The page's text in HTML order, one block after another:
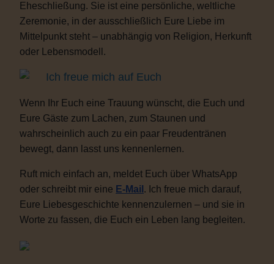
Eheschließung. Sie ist eine persönliche, weltliche
Zeremonie, in der ausschließlich Eure Liebe im
Mittelpunkt steht – unabhängig von Religion, Herkunft
oder Lebensmodell.
Ich freue mich auf Euch
Wenn Ihr Euch eine Trauung wünscht, die Euch und
Eure Gäste zum Lachen, zum Staunen und
wahrscheinlich auch zu ein paar Freudentränen
bewegt, dann lasst uns kennenlernen.
Ruft mich einfach an, meldet Euch über WhatsApp
oder schreibt mir eine E-Mail . Ich freue mich darauf,
Eure Liebesgeschichte kennenzulernen – und sie in
Worte zu fassen, die Euch ein Leben lang begleiten.